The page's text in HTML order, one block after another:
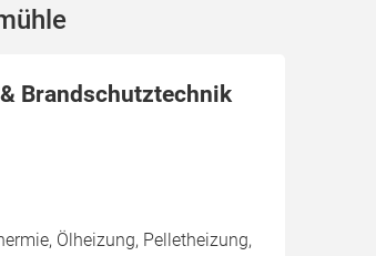
Brandschutztechnik
Ölheizung, Pelletheizung,